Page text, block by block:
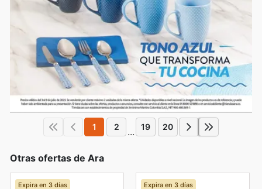
1 2 ... 19 20
Otras ofertas de Ara
Expira en 3 días Expira en 3 días